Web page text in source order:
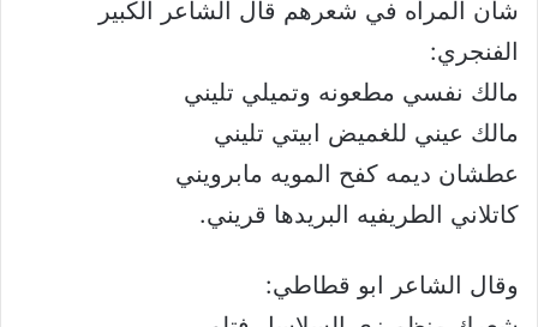
شأن المرأه في شعرهم قال الشاعر الكبير
الفنجري:
مالك نفسي مطعونه وتميلي تليني
مالك عيني للغميض ابيتي تليني
عطشان ديمه كفح المويه مابرويني
كاتلاني الطريفيه البريدها قريني.
وقال الشاعر ابو قطاطي: